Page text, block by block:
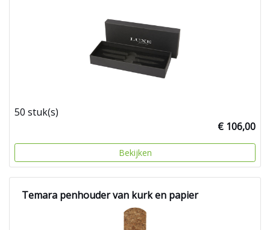
50 stuk(s)
€ 106,00
Bekijken
Temara penhouder van kurk en papier